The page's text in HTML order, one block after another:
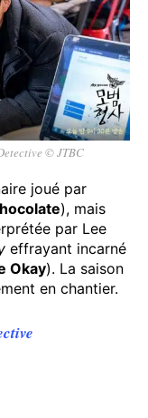
© JTBC
joué par
), mais
par Lee
effrayant incarné
Okay). La saison
en chantier.